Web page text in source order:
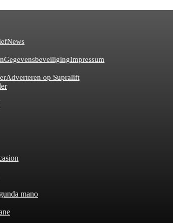
News
GegevensbeveiligingImpressum
Adverteren op Supralift
mano